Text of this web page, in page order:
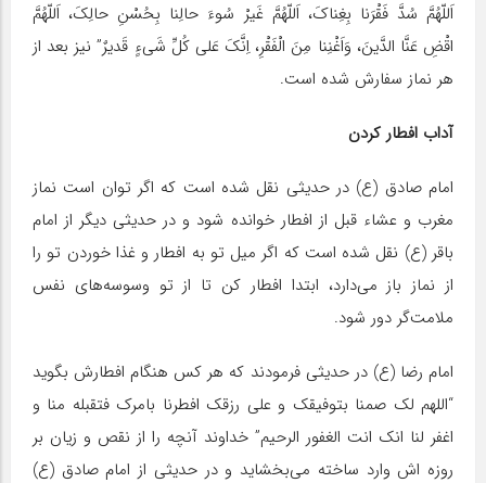
اَللّهُمَّ سُدَّ فَقْرَنا بِغِناکَ، اَللّهُمَّ غَیرْ سُوءَ حالِنا بِحُسْنِ حالِکَ، اَللّهُمَّ
اقْضِ عَنَّا الدَّینَ، وَاَغْنِنا مِنَ الْفَقْرِ، اِنَّکَ عَلی کُلِّ شَیءٍ قَدیرٌ” نیز بعد از
هر نماز سفارش شده است.
آداب افطار کردن
امام صادق (ع) در حدیثی نقل شده است که اگر توان است نماز
مغرب و عشاء قبل از افطار خوانده شود و در حدیثی دیگر از امام
باقر (ع) نقل شده است که اگر میل تو به افطار و غذا خوردن تو را
از نماز باز می‌دارد، ابتدا افطار کن تا از تو وسوسه‌های نفس
ملامت‌گر دور شود.
امام رضا (ع) در حدیثی فرمودند که هر کس هنگام افطارش بگوید
“اللهم لک صمنا بتوفیقک و علی رزقک افطرنا بامرک فتقبله منا و
اغفر لنا انک انت الغفور الرحیم” خداوند آنچه را از نقص و زیان بر
روزه اش وارد ساخته می‌بخشاید و در حدیثی از امام صادق (ع)